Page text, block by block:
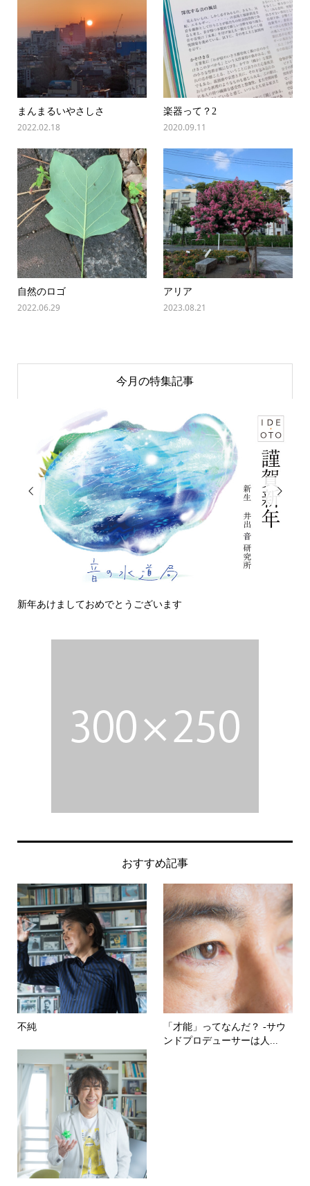
まんまるいやさしさ
2022.02.18
楽器って？2
2020.09.11
自然のロゴ
2022.06.29
アリア
2023.08.21
今月の特集記事

あけましておめでとうございます

おすすめ記事
不純
「才能」ってなんだ？ -サウ
ンドプロデューサーは人...